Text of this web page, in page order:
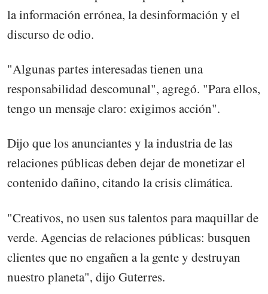
la información errónea, la desinformación y el
discurso de odio.
"Algunas partes interesadas tienen una
responsabilidad descomunal", agregó. "Para ellos,
tengo un mensaje claro: exigimos acción".
Dijo que los anunciantes y la industria de las
relaciones públicas deben dejar de monetizar el
contenido dañino, citando la crisis climática.
"Creativos, no usen sus talentos para maquillar de
verde. Agencias de relaciones públicas: busquen
clientes que no engañen a la gente y destruyan
nuestro planeta", dijo Guterres.